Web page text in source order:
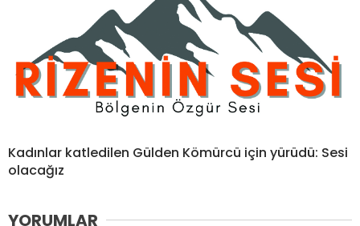
Kadınlar katledilen Gülden Kömürcü için yürüdü: Sesi
olacağız
YORUMLAR